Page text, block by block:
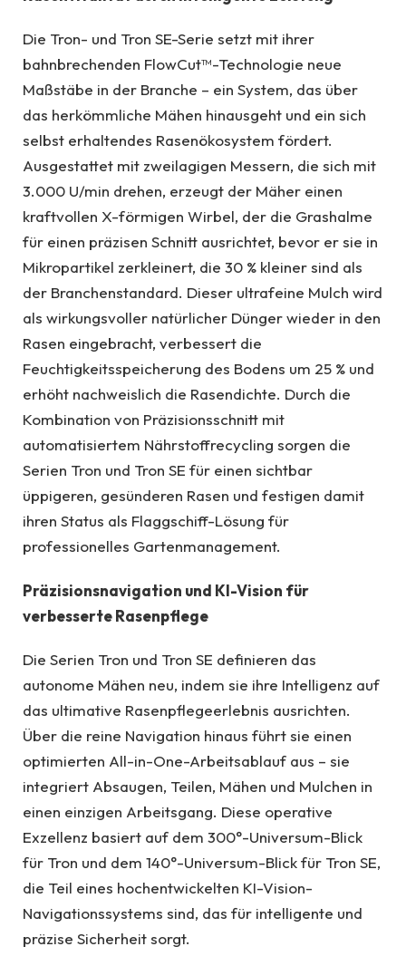
Die Tron- und Tron SE-Serie setzt mit ihrer
bahnbrechenden FlowCut™-Technologie neue
Maßstäbe in der Branche – ein System, das über
das herkömmliche Mähen hinausgeht und ein sich
selbst erhaltendes Rasenökosystem fördert.
Ausgestattet mit zweilagigen Messern, die sich mit
3.000 U/min drehen, erzeugt der Mäher einen
kraftvollen X-förmigen Wirbel, der die Grashalme
für einen präzisen Schnitt ausrichtet, bevor er sie in
Mikropartikel zerkleinert, die 30 % kleiner sind als
der Branchenstandard. Dieser ultrafeine Mulch wird
als wirkungsvoller natürlicher Dünger wieder in den
Rasen eingebracht, verbessert die
Feuchtigkeitsspeicherung des Bodens um 25 % und
erhöht nachweislich die Rasendichte. Durch die
Kombination von Präzisionsschnitt mit
automatisiertem Nährstoffrecycling sorgen die
Serien Tron und Tron SE für einen sichtbar
üppigeren, gesünderen Rasen und festigen damit
ihren Status als Flaggschiff-Lösung für
professionelles Gartenmanagement.
Präzisionsnavigation und KI-Vision für
verbesserte Rasenpflege
Die Serien Tron und Tron SE definieren das
autonome Mähen neu, indem sie ihre Intelligenz auf
das ultimative Rasenpflegeerlebnis ausrichten.
Über die reine Navigation hinaus führt sie einen
optimierten All-in-One-Arbeitsablauf aus – sie
integriert Absaugen, Teilen, Mähen und Mulchen in
einen einzigen Arbeitsgang. Diese operative
Exzellenz basiert auf dem 300°-Universum-Blick
für Tron und dem 140°-Universum-Blick für Tron SE,
die Teil eines hochentwickelten KI-Vision-
Navigationssystems sind, das für intelligente und
präzise Sicherheit sorgt.